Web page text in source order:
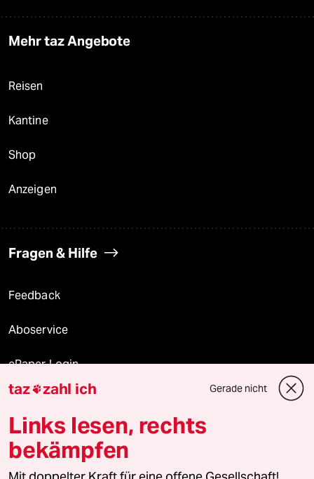
Mehr taz Angebote
Reisen
Kantine
Shop
Anzeigen
Fragen & Hilfe
Feedback
Aboservice
ePaper Login
Downloads für Abonnierende
© 2026 taz Verlags und Vertriebs GmbH
Alle Rechte vorbehalten. Bei rechtlichen Fragen oder für Genehmigungen
taz zahl ich Gerade nicht
Links lesen, rechts
bekämpfen